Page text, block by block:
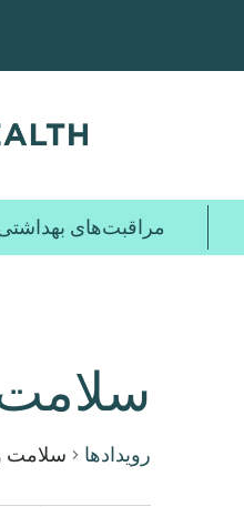
محتوای
مراقبت‌های
رویدادها سلامت